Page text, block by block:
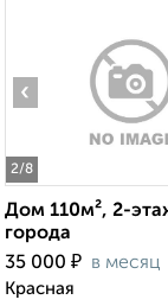
2/8
‹
Дом 110м², 2-
города
35 000 ₽ в месяц
Красная